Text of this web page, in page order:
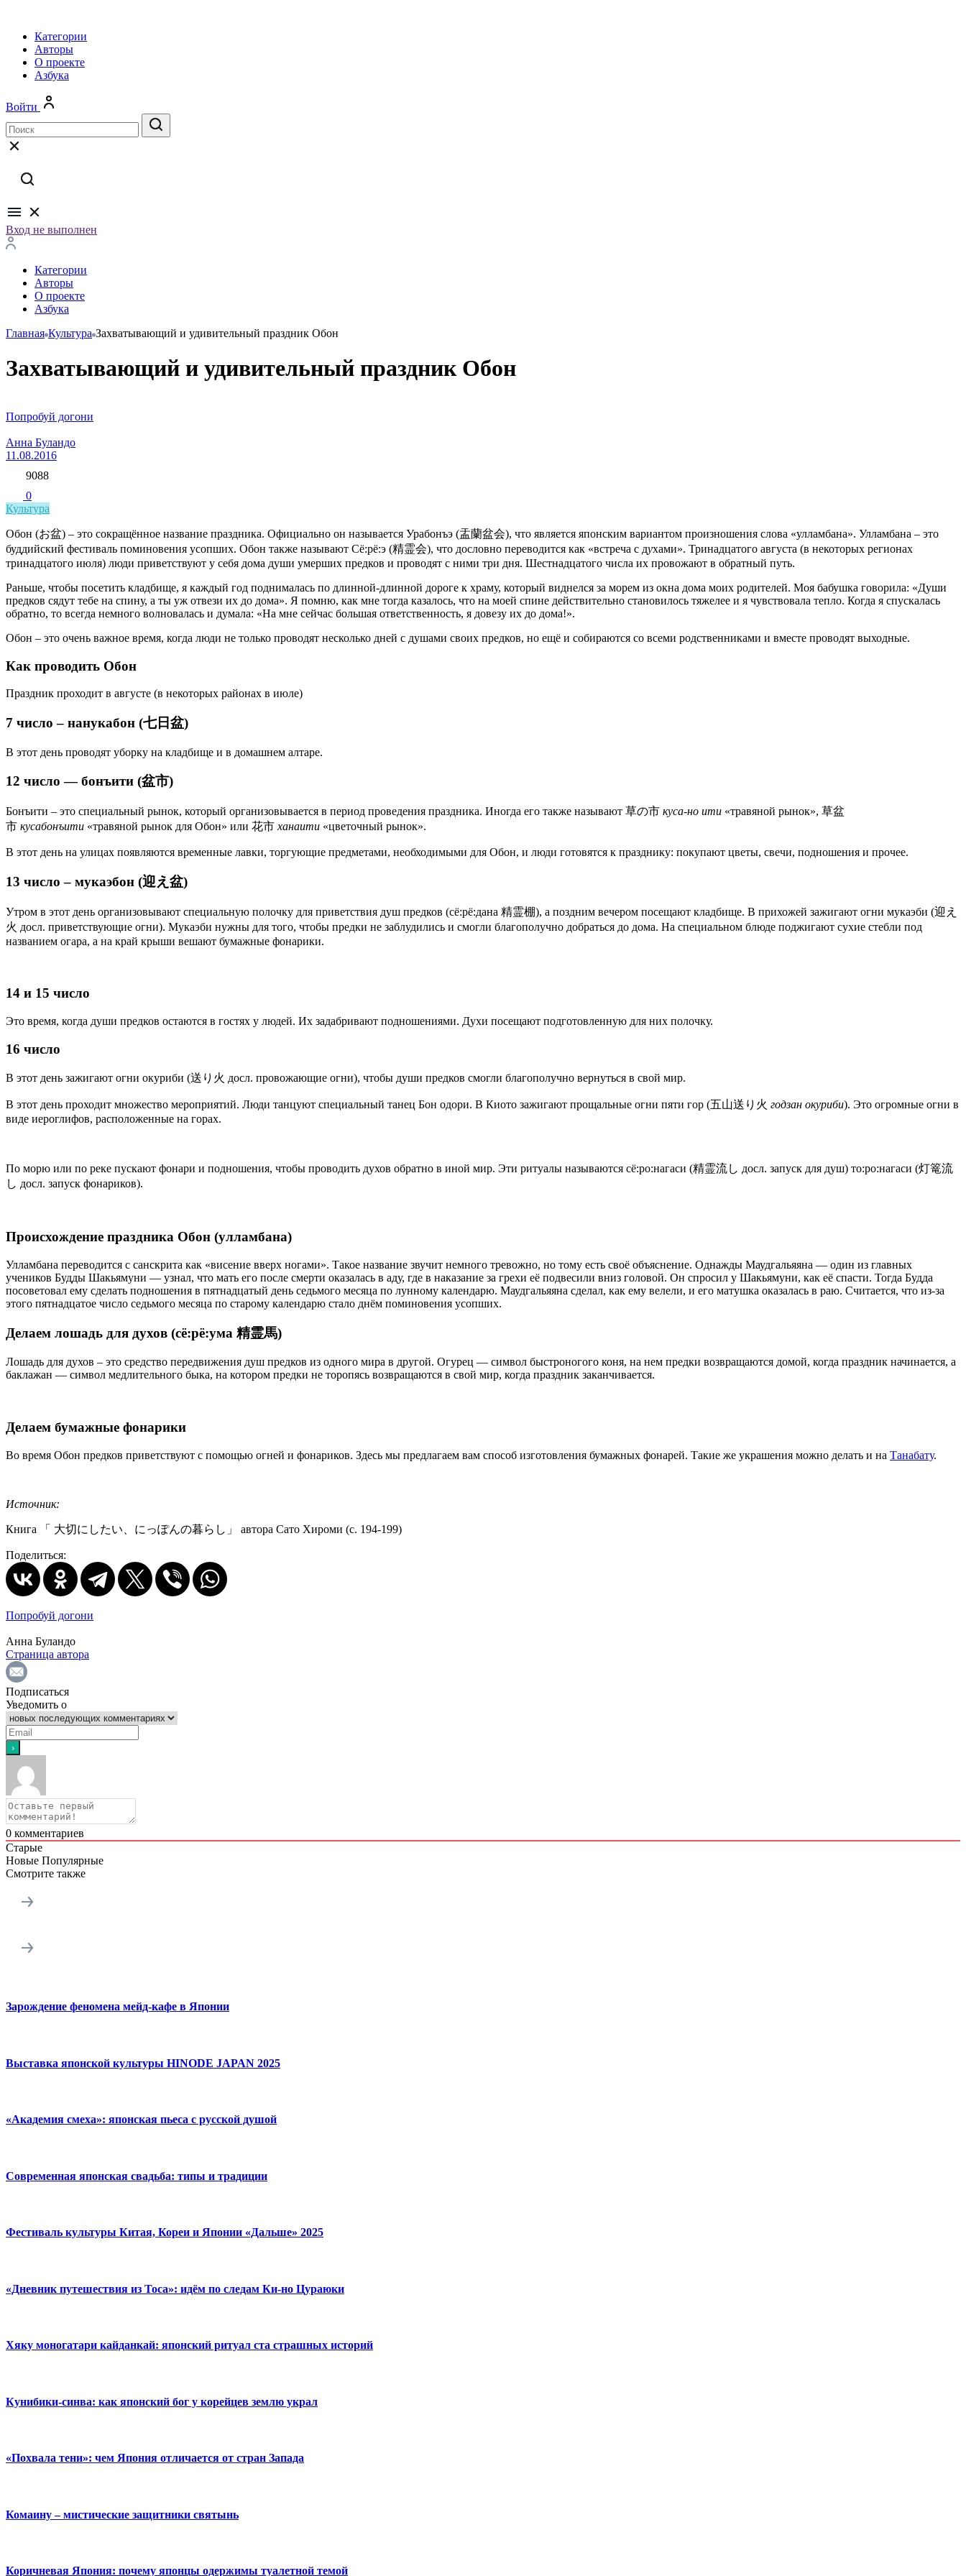
Категории
Авторы
О проекте
Азбука
Войти
Вход не выполнен
Категории
Авторы
О проекте
Азбука
Главная Культура Захватывающий и удивительный праздник Обон
Захватывающий и удивительный праздник Обон
Попробуй догони
Анна Буландо
11.08.2016
9088
0
Культура
Обон (お盆) – это сокращённое название праздника. Официально он называется Урабонъэ (盂蘭盆会), что является японским вариантом произношения слова «улламбана». Улламбана – это
буддийский фестиваль поминовения усопших. Обон также называют Сё:рё:э (精霊会), что дословно переводится как «встреча с духами». Тринадцатого августа (в некоторых регионах
тринадцатого июля) люди приветствуют у себя дома души умерших предков и проводят с ними три дня. Шестнадцатого числа их провожают в обратный путь.
Раньше, чтобы посетить кладбище, я каждый год поднималась по длинной-длинной дороге к храму, который виднелся за морем из окна дома моих родителей. Моя бабушка говорила: «Души
предков сядут тебе на спину, а ты уж отвези их до дома». Я помню, как мне тогда казалось, что на моей спине действительно становилось тяжелее и я чувствовала тепло. Когда я спускалась
обратно, то всегда немного волновалась и думала: «На мне сейчас большая ответственность, я довезу их до дома!».
Обон – это очень важное время, когда люди не только проводят несколько дней с душами своих предков, но ещё и собираются со всеми родственниками и вместе проводят выходные.
Как проводить Обон
Праздник проходит в августе (в некоторых районах в июле)
7 число – нанукабон (七日盆)
В этот день проводят уборку на кладбище и в домашнем алтаре.
12 число — бонъити (盆市)
Бонъити – это специальный рынок, который организовывается в период проведения праздника. Иногда его также называют 草の市 куса-но ити «травяной рынок», 草盆
市 кусабонъити «травяной рынок для Обон» или 花市 ханаити «цветочный рынок».
В этот день на улицах появляются временные лавки, торгующие предметами, необходимыми для Обон, и люди готовятся к празднику: покупают цветы, свечи, подношения и прочее.
13 число – мукаэбон (迎え盆)
Утром в этот день организовывают специальную полочку для приветствия душ предков (сё:рё:дана 精霊棚), а поздним вечером посещают кладбище. В прихожей зажигают огни мукаэби (迎え
火 досл. приветствующие огни). Мукаэби нужны для того, чтобы предки не заблудились и смогли благополучно добраться до дома. На специальном блюде поджигают сухие стебли под
названием огара, а на край крыши вешают бумажные фонарики.
14 и 15 число
Это время, когда души предков остаются в гостях у людей. Их задабривают подношениями. Духи посещают подготовленную для них полочку.
16 число
В этот день зажигают огни окуриби (送り火 досл. провожающие огни), чтобы души предков смогли благополучно вернуться в свой мир.
В этот день проходит множество мероприятий. Люди танцуют специальный танец Бон одори. В Киото зажигают прощальные огни пяти гор (五山送り火 годзан окуриби). Это огромные огни в
виде иероглифов, расположенные на горах.
По морю или по реке пускают фонари и подношения, чтобы проводить духов обратно в иной мир. Эти ритуалы называются сё:ро:нагаси (精霊流し досл. запуск для душ) то:ро:нагаси (灯篭流
し досл. запуск фонариков).
Происхождение праздника Обон (улламбана)
Улламбана переводится с санскрита как «висение вверх ногами». Такое название звучит немного тревожно, но тому есть своё объяснение. Однажды Маудгальяяна — один из главных
учеников Будды Шакьямуни — узнал, что мать его после смерти оказалась в аду, где в наказание за грехи её подвесили вниз головой. Он спросил у Шакьямуни, как её спасти. Тогда Будда
посоветовал ему сделать подношения в пятнадцатый день седьмого месяца по лунному календарю. Маудгальяяна сделал, как ему велели, и его матушка оказалась в раю. Считается, что из-за
этого пятнадцатое число седьмого месяца по старому календарю стало днём поминовения усопших.
Делаем лошадь для духов (сё:рё:ума 精霊馬)
Лошадь для духов – это средство передвижения душ предков из одного мира в другой. Огурец — символ быстроногого коня, на нем предки возвращаются домой, когда праздник начинается, а
баклажан — символ медлительного быка, на котором предки не торопясь возвращаются в свой мир, когда праздник заканчивается.
Делаем бумажные фонарики
Во время Обон предков приветствуют с помощью огней и фонариков. Здесь мы предлагаем вам способ изготовления бумажных фонарей. Такие же украшения можно делать и на Танабату.
Источник:
Книга 「 大切にしたい、にっぽんの暮らし」 автора Сато Хироми (с. 194-199)
Поделиться:
Попробуй догони
Анна Буландо
Страница автора
Подписаться
Уведомить о
0 комментариев
Старые
Новые Популярные
Смотрите также
Зарождение феномена мейд-кафе в Японии
Выставка японской культуры HINODE JAPAN 2025
«Академия смеха»: японская пьеса с русской душой
Современная японская свадьба: типы и традиции
Фестиваль культуры Китая, Кореи и Японии «Дальше» 2025
«Дневник путешествия из Тоса»: идём по следам Ки-но Цураюки
Хяку моногатари кайданкай: японский ритуал ста страшных историй
Кунибики-синва: как японский бог у корейцев землю украл
«Похвала тени»: чем Япония отличается от стран Запада
Комаину – мистические защитники святынь
Коричневая Япония: почему японцы одержимы туалетной темой